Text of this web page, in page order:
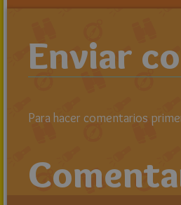
Enviar
Para hacer comentarios